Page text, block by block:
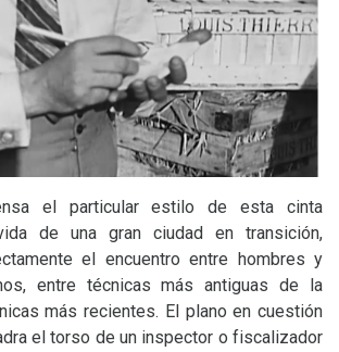
el particular estilo de esta cinta
de una gran ciudad en transición,
el encuentro entre hombres y
entre técnicas más antiguas de la
más recientes. El plano en cuestión
el torso de un inspector o fiscalizador